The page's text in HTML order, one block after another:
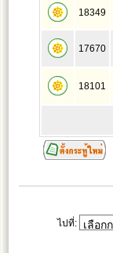
18349
17670
18101
ไปที่: